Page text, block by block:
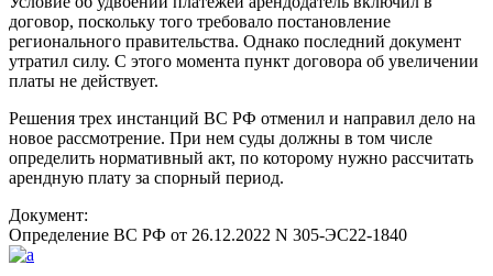
договор, поскольку того требовало постановление
регионального правительства. Однако последний документ
утратил силу. С этого момента пункт договора об увеличении
платы не действует.
Решения трех инстанций ВС РФ отменил и направил дело на
новое рассмотрение. При нем суды должны в том числе
определить нормативный акт, по которому нужно рассчитать
арендную плату за спорный период.
Документ:
Определение ВС РФ от 26.12.2022 N 305-ЭС22-1840